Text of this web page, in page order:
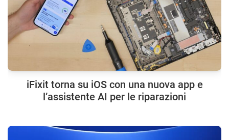
iFixit torna su iOS con una nuova app e
l’assistente AI per le riparazioni